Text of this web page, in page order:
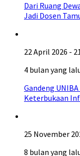
Dari Ruang
Jadi Dosen
22 April 2026 -
4 bulan yang
Gandeng
Keterbukaan
25 November
8 bulan yang